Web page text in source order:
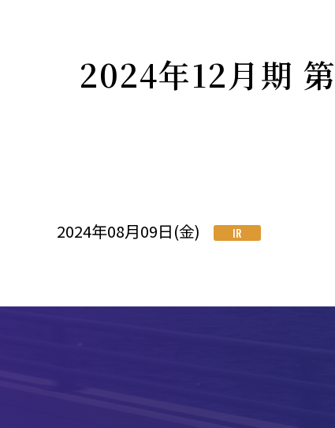
2024年12月期
2024年08月09日(金) IR